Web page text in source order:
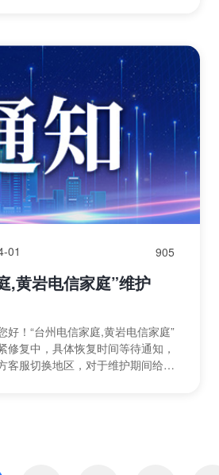
01 905
,黄岩电信家庭”维护
好！“台州电信家庭,黄岩电信家庭”
修复中，具体恢复时间等待通知，
客服切换地区，对于维护期间给您